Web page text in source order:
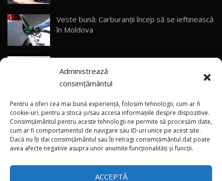
Administrează
consimțământul
Pentru a oferi cea mai bună experiență, folosim tehnologii, cum ar fi
cookie-uri, pentru a stoca și/sau accesa informațiile despre dispozitive.
Consimțământul pentru aceste tehnologii ne permite să procesăm date,
cum ar fi comportamentul de navigare sau ID-uri unice pe acest site.
Dacă nu îți dai consimțământul sau îți retragi consimțământul dat poate
avea afecte negative asupra unor anumite funcționalități și funcții.
ACCEPTĂ
Primele impresii despre BYD Seal U DM-i,
Sealion 7 și Seal 5 DM-i / Test Drive
AutoBlog.MD
13:56
Noul Volvo EX90 / Test Drive AutoBlog.MD
32:06
33
MG RX5 - își merită banii? / Test Drive
AutoBlog.MD
Veste bună: Carburanții încep să se ieftinească
în Moldova
smart #2 a apărut pe pereți din mai multe țări
(video) Premieră în China: Noile modele Xiaomi
SkyNomad N70 și N90
(video) Singura Tesla Model S Signature
Edition pentru România a fost livrată
proprietarului
×